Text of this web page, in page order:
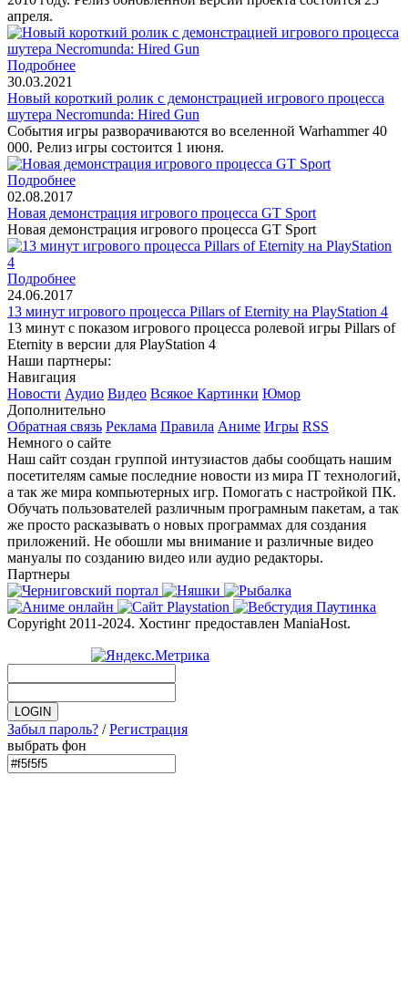
апреля.
Подробнее
30.03.2021
Новый короткий ролик с демонстрацией игрового процесса
шутера Necromunda: Hired Gun
События игры разворачиваются во вселенной Warhammer 40
000. Релиз игры состоится 1 июня.
Подробнее
02.08.2017
Новая демонстрация игрового процесса GT Sport
Новая демонстрация игрового процесса GT Sport
Подробнее
24.06.2017
13 минут игрового процесса Pillars of Eternity на PlayStation 4
13 минут с показом игрового процесса ролевой игры Pillars of
Eternity в версии для PlayStation 4
Наши партнеры:
Навигация
Новости Аудио Видео Всякое Картинки Юмор
Дополнительно
Обратная связь Реклама Правила Аниме Игры RSS
Немного о сайте
Наш сайт создан группой интузиастов дабы сообщать нашим
посетителям самые последние новости из мира IT технологий,
а так же мира компьютерных игр. Помогать с настройкой ПК.
Обучать пользователей различным програмным пакетам, а так
же просто расказывать о новых программах для создания
приложений. Не обошли мы внимание и различные видео
мануалы по созданию видео или аудио редакторы.
Партнеры
Copyright 2011-2024. Хостинг предоставлен ManiaHost.
Забыл пароль? /Регистрация
выбрать фон